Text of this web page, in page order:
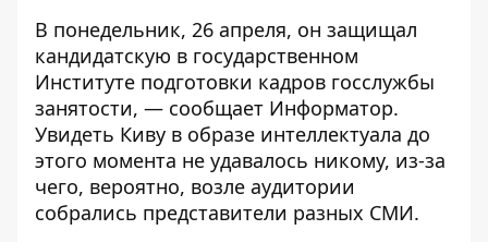
В понедельник, 26 апреля, он защищал
кандидатскую в государственном
Институте подготовки кадров госслужбы
занятости, — сообщает Информатор.
Увидеть Киву в образе интеллектуала до
этого момента не удавалось никому, из-за
чего, вероятно, возле аудитории
собрались представители разных СМИ.